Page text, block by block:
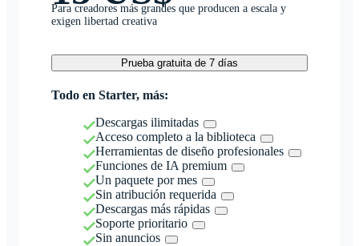
Para creadores más grandes que producen a escala y
exigen libertad creativa
Prueba gratuita de 7 días
Todo en Starter, más:
Descargas ilimitadas
Acceso completo a la biblioteca
Herramientas de diseño profesionales
Funciones de IA premium
Un paquete por mes
Sin atribución requerida
Descargas más rápidas
Soporte prioritario
Sin anuncios